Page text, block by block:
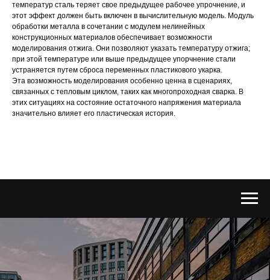
температур сталь теряет свое предыдущее рабочее упрочнение, и
этот эффект должен быть включен в вычислительную модель. Модуль
обработки металла в сочетании с модулем нелинейных
конструкционных материалов обеспечивает возможности
моделирования отжига. Они позволяют указать температуру отжига;
при этой температуре или выше предыдущее упорчнение стали
устраняется путем сброса переменных пластикового укарка.
Эта возможность моделирования особенно ценна в сценариях,
связанных с тепловым циклом, таких как многопроходная сварка. В
этих ситуациях на состояние остаточного напряжения материала
значительно влияет его пластическая история.